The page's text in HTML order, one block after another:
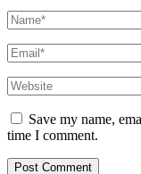
Save my name,
time I comment.